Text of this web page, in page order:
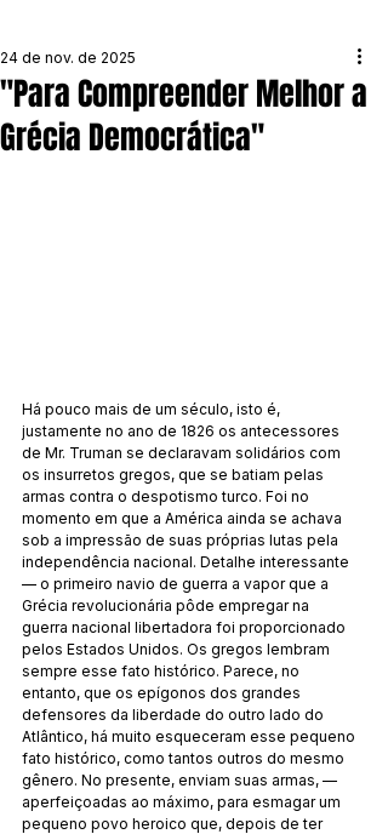
"Para Compreender Melhor a
Grécia Democrática"
24 de nov. de 2025
Há pouco mais de um século, isto é,
justamente no ano de 1826 os antecessores
de Mr. Truman se declaravam solidários com
os insurretos gregos, que se batiam pelas
armas contra o despotismo turco. Foi no
momento em que a América ainda se achava
sob a impressão de suas próprias lutas pela
independência nacional. Detalhe interessante
— o primeiro navio de guerra a vapor que a
Grécia revolucionária pôde empregar na
guerra nacional libertadora foi proporcionado
pelos Estados Unidos. Os gregos lembram
sempre esse fato histórico. Parece, no
entanto, que os epígonos dos grandes
defensores da liberdade do outro lado do
Atlântico, há muito esqueceram esse pequeno
fato histórico, como tantos outros do mesmo
gênero. No presente, enviam suas armas, —
aperfeiçoadas ao máximo, para esmagar um
pequeno povo heroico que, depois de ter